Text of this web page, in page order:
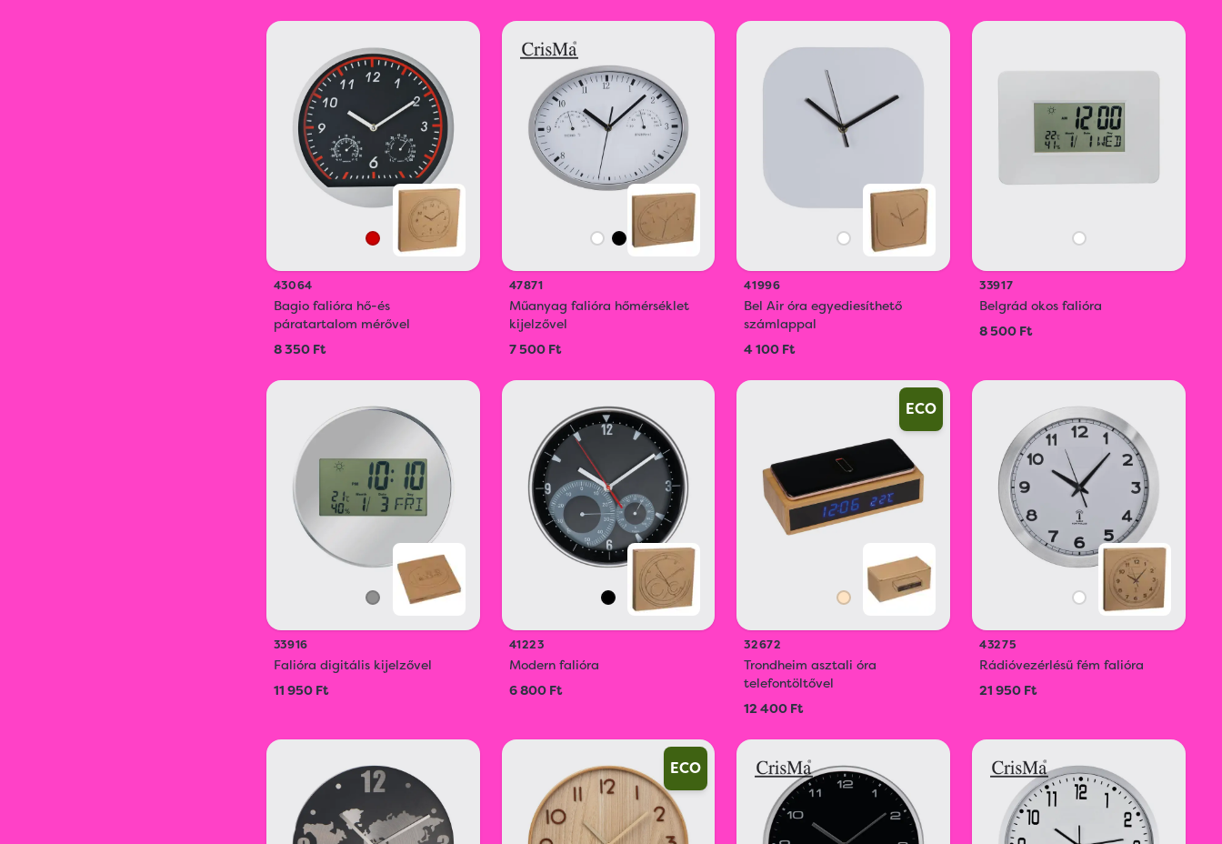
43064
Bagio falióra hő-és
páratartalom mérővel
8 350 Ft
47871
Műanyag falióra hőmérséklet
kijelzővel
7 500 Ft
41996
Bel Air óra egyediesíthető
számlappal
4 100 Ft
33917
Belgrád okos falióra
8 500 Ft
33916
Falióra digitális kijelzővel
11 950 Ft
41223
Modern falióra
6 800 Ft
ECO
32672
Trondheim asztali óra
telefontöltővel
12 400 Ft
43275
Rádióvezérlésű fém falióra
21 950 Ft
ECO